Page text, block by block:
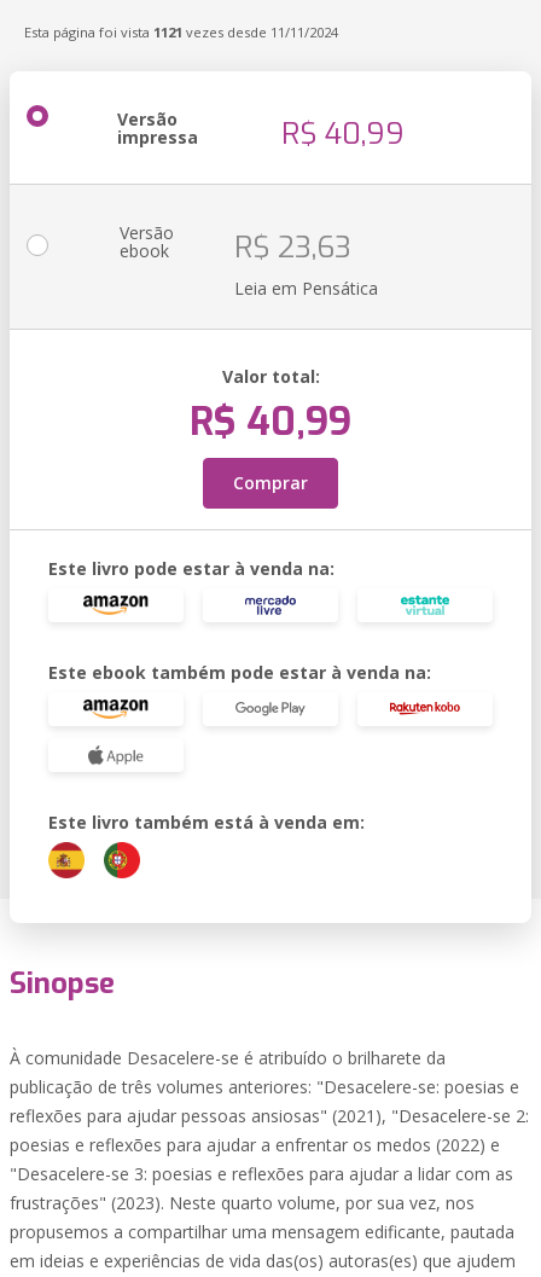
Esta página foi vista 1121 vezes desde 11/11/2024
Versão
impressa R$ 40,99
Versão
ebook R$ 23,63
Leia em Pensática
Valor total:
R$ 40,99
Comprar
Este livro pode estar à venda na:
Este ebook também pode estar à venda na:
Este livro também está à venda em:
Sinopse
À comunidade Desacelere-se é atribuído o brilharete da
publicação de três volumes anteriores: "Desacelere-se: poesias e
reflexões para ajudar pessoas ansiosas" (2021), "Desacelere-se 2:
poesias e reflexões para ajudar a enfrentar os medos (2022) e
"Desacelere-se 3: poesias e reflexões para ajudar a lidar com as
frustrações" (2023). Neste quarto volume, por sua vez, nos
propusemos a compartilhar uma mensagem edificante, pautada
em ideias e experiências de vida das(os) autoras(es) que ajudem